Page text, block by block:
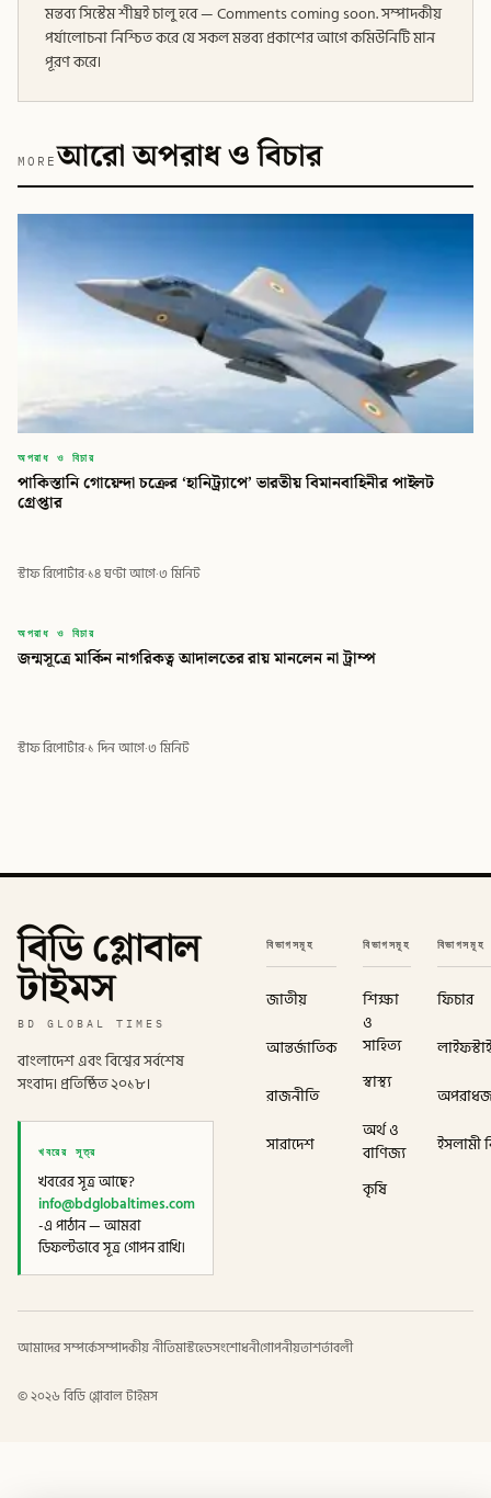
মন্তব্য সিস্টেম শীঘ্রই চালু হবে — Comments coming soon. সম্পাদকীয়
পর্যালোচনা নিশ্চিত করে যে সকল মন্তব্য প্রকাশের আগে কমিউনিটি মান
পূরণ করে।
MOREআরো অপরাধ ও বিচার
অপরাধ ও বিচার
পাকিস্তানি গোয়েন্দা চক্রের ‘হানিট্র্যাপে’ ভারতীয় বিমানবাহিনীর পাইলট
গ্রেপ্তার
স্টাফ রিপোর্টার·১৪ ঘণ্টা আগে·৩ মিনিট
বিডি
বিডি গ্লোবাল টাইমস
অপরাধ ও বিচার
জন্মসূত্রে মার্কিন নাগরিকত্ব আদালতের রায় মানলেন না ট্রাম্প
স্টাফ রিপোর্টার·১ দিন আগে·৩ মিনিট
বিডি গ্লোবাল
টাইমস
BD GLOBAL TIMES
বাংলাদেশ এবং বিশ্বের সর্বশেষ
সংবাদ। প্রতিষ্ঠিত ২০১৮।
খবরের সূত্র
খবরের সূত্র আছে?
info@bdglobaltimes.com
-এ পাঠান — আমরা
ডিফল্টভাবে সূত্র গোপন রাখি।
বিভাগসমূহ
জাতীয়
আন্তর্জাতিক
রাজনীতি
সারাদেশ
বিভাগসমূহ
শিক্ষা
ও
সাহিত্য
স্বাস্থ্য
অর্থ ও
বাণিজ্য
কৃষি
বিভাগসমূহ
ফিচার
ইসলামী
আমাদের সম্পর্কেসম্পাদকীয় নীতিমাস্টহেডসংশোধনীগোপনীয়তাশর্তাবলী
©২০২৬ বিডি গ্লোবাল টাইমস